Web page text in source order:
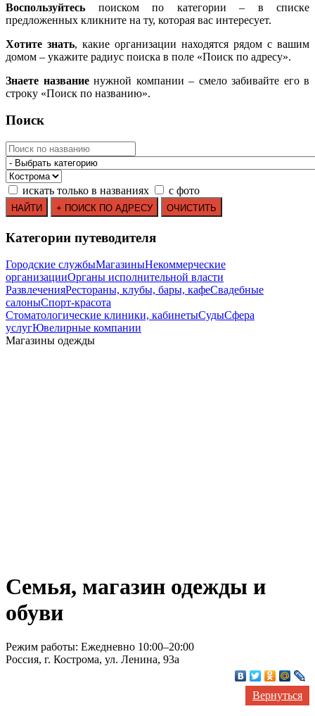
Воспользуйтесь поиском по категории – в списке
предложенных кликните на ту, которая вас интересует.
Хотите знать, какие организации находятся рядом с вашим
домом – укажите радиус поиска в поле «Поиск по адресу».
Знаете названиенужной компании – смело забивайте его в
строку «Поиск по названию».
Поиск
искать только в названиях с фото
Категории путеводителя
Городские службыМагазиныНекоммерческие
организацииОрганы исполнительной власти
РазвлеченияРестораны, клубы, бары, кафеСвадебные
салоныСпорт-красота
Стоматологические клиники, кабинетыСудыСфера
услугЮвелирные компании
Mагазины одежды
Семья, магазин одежды и
обуви
Режим работы: Ежедневно 10:00–20:00
Россия, г. Кострома, ул. Ленина, 93а
Вернуться